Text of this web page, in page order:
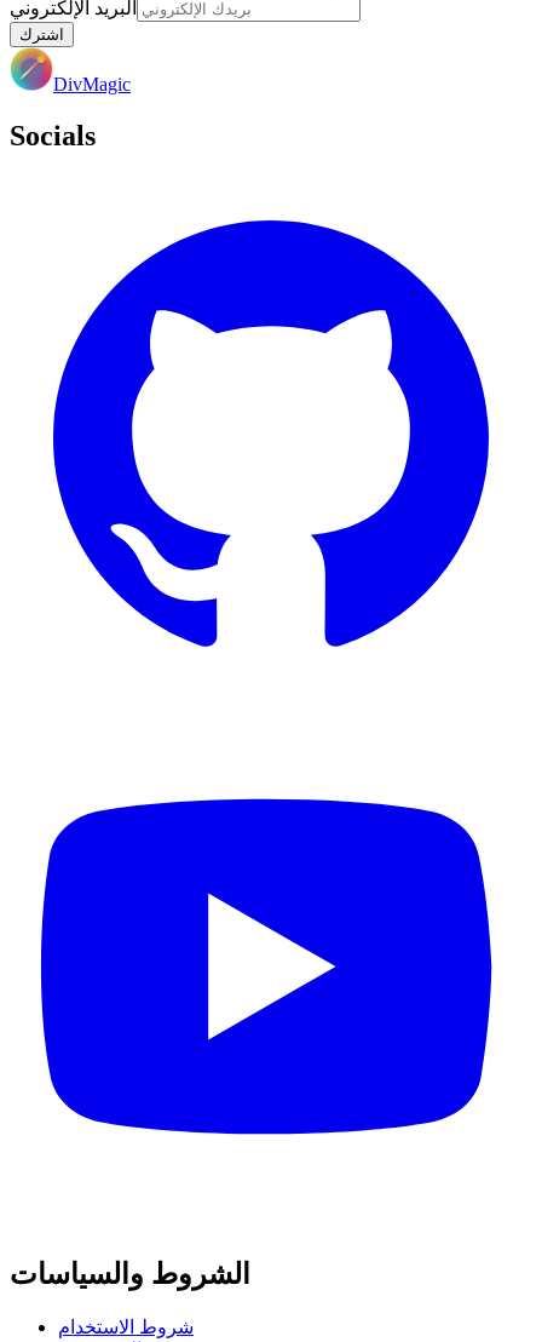
البريد الإلكتروني
اشترك
DivMagic
Socials
الشروط والسياسات
شروط الاستخدام